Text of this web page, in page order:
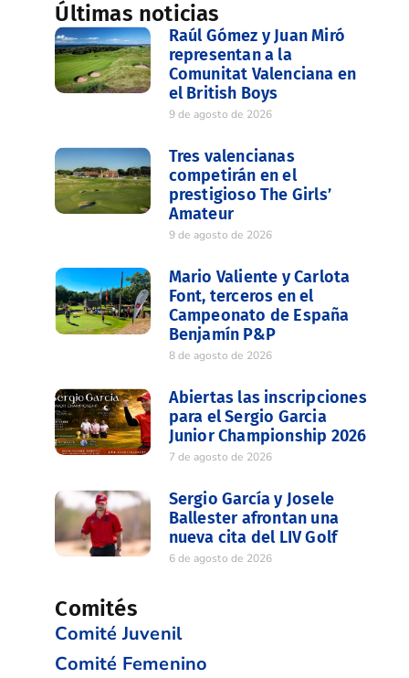
Últimas noticias
Raúl Gómez y Juan Miró
representan a la
Comunitat Valenciana en
el British Boys
9 de agosto de 2026
Tres valencianas
competirán en el
prestigioso The Girls’
Amateur
9 de agosto de 2026
Mario Valiente y Carlota
Font, terceros en el
Campeonato de España
Benjamín P&P
8 de agosto de 2026
Abiertas las inscripciones
para el Sergio Garcia
Junior Championship 2026
7 de agosto de 2026
Sergio García y Josele
Ballester afrontan una
nueva cita del LIV Golf
6 de agosto de 2026
Comités
Comité Juvenil
Comité Femenino